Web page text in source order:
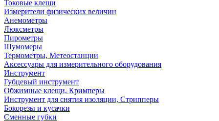
Токовые клещи
Измерители физических величин
Анемометры
Люксметры
Пирометры
Шумомеры
Термометры, Метеостанции
Аксессуары для измерительного оборудования
Инструмент
Губцевый инструмент
Обжимные клещи, Кримперы
Инструмент для снятия изоляции, Стрипперы
Бокорезы и кусачки
Сменные губки